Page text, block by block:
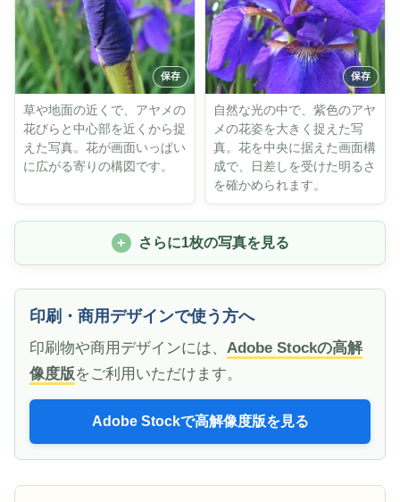
草や地面の近くで、アヤメの
花びらと中心部を近くから捉
えた写真。花が画面いっぱい
に広がる寄りの構図です。
自然な光の中で、紫色のアヤ
メの花姿を大きく捉えた写
真。花を中央に据えた画面構
成で、日差しを受けた明るさ
を確かめられます。
さらに1枚の写真を見る
印刷・商用デザインで使う方へ
印刷物や商用デザインには、 Adobe Stockの高解
像度版をご利用いただけます。
Adobe Stockで高解像度版を見る